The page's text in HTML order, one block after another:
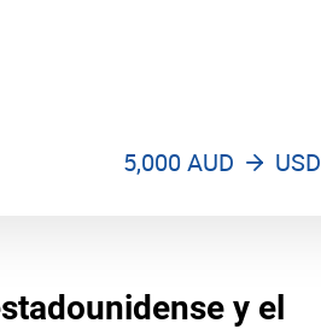
5,000 AUD USD
y el